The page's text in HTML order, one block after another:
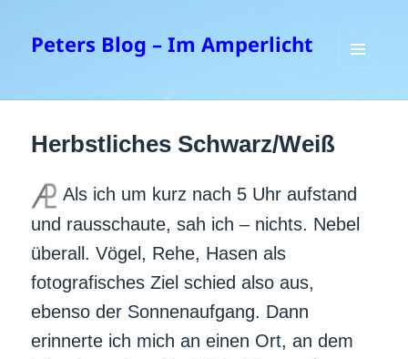
Peters Blog – Im Amperlicht
Herbstliches Schwarz/Weiß
Als ich um kurz nach 5 Uhr aufstand
und rausschaute, sah ich – nichts. Nebel
überall. Vögel, Rehe, Hasen als
fotografisches Ziel schied also aus,
ebenso der Sonnenaufgang. Dann
erinnerte ich mich an einen Ort, an dem